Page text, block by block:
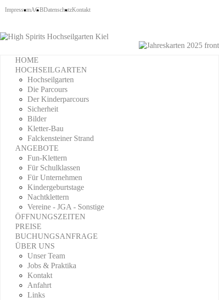
ImpressumAGBDatenschutzKontakt
HOME
HOCHSEILGARTEN
Hochseilgarten
Die Parcours
Der Kinderparcours
Sicherheit
Bilder
Kletter-Bau
Falckensteiner Strand
ANGEBOTE
Fun-Klettern
Für Schulklassen
Für Unternehmen
Kindergeburtstage
Nachtklettern
Vereine - JGA - Sonstige
ÖFFNUNGSZEITEN
PREISE
BUCHUNGSANFRAGE
ÜBER UNS
Unser Team
Jobs & Praktika
Kontakt
Anfahrt
Links